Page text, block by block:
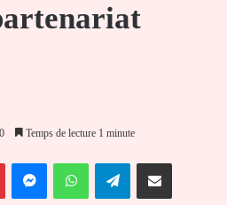
Temps de lecture 1 minute
PinterestMessengerWhatsAppTelegramPartager par email